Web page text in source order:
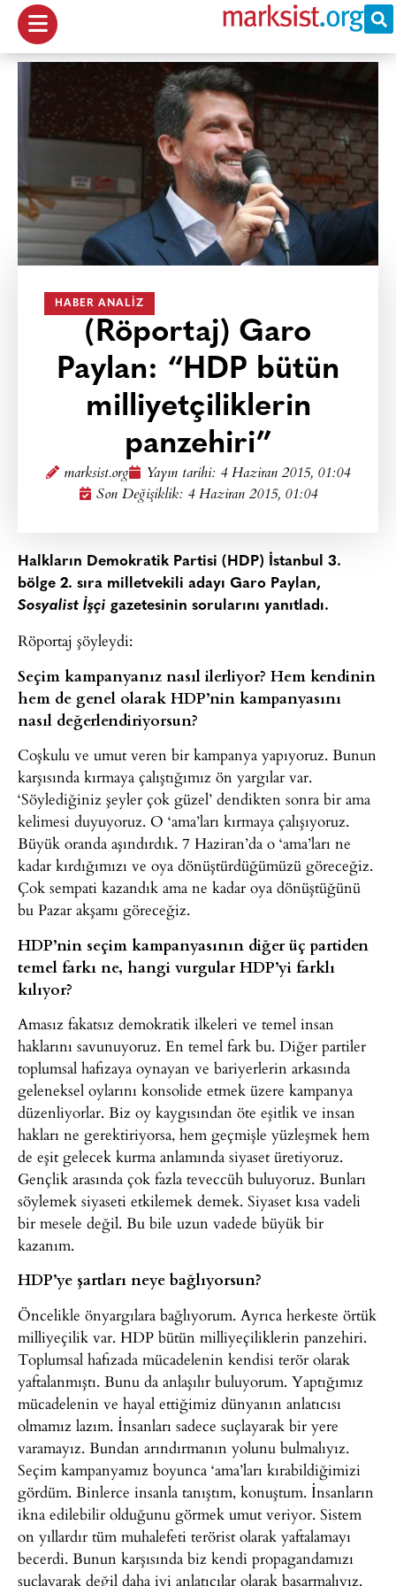
HABER ANALIZ
(Röportaj) Garo
Paylan: “HDP bütün
milliyetçiliklerin
panzehiri”
marksist.org Yayın tarihi: 4 Haziran 2015, 01:04
Son Değişiklik: 4 Haziran 2015, 01:04
Halkların Demokratik Partisi (HDP) İstanbul 3.
bölge 2. sıra milletvekili adayı Garo Paylan,
Sosyalist İşçi gazetesinin sorularını yanıtladı.
Röportaj şöyleydi:
Seçim kampanyanız nasıl ilerliyor? Hem kendinin
hem de genel olarak HDP’nin kampanyasını
nasıl değerlendiriyorsun?
Coşkulu ve umut veren bir kampanya yapıyoruz. Bunun
karşısında kırmaya çalıştığımız ön yargılar var.
‘Söylediğiniz şeyler çok güzel’ dendikten sonra bir ama
kelimesi duyuyoruz. O ‘ama’ları kırmaya çalışıyoruz.
Büyük oranda aşındırdık. 7 Haziran’da o ‘ama’ları ne
kadar kırdığımızı ve oya dönüştürdüğümüzü göreceğiz.
Çok sempati kazandık ama ne kadar oya dönüştüğünü
bu Pazar akşamı göreceğiz.
HDP’nin seçim kampanyasının diğer üç partiden
temel farkı ne, hangi vurgular HDP’yi farklı
kılıyor?
Amasız fakatsız demokratik ilkeleri ve temel insan
haklarını savunuyoruz. En temel fark bu. Diğer partiler
toplumsal hafızaya oynayan ve bariyerlerin arkasında
geleneksel oylarını konsolide etmek üzere kampanya
düzenliyorlar. Biz oy kaygısından öte eşitlik ve insan
hakları ne gerektiriyorsa, hem geçmişle yüzleşmek hem
de eşit gelecek kurma anlamında siyaset üretiyoruz.
Gençlik arasında çok fazla teveccüh buluyoruz. Bunları
söylemek siyaseti etkilemek demek. Siyaset kısa vadeli
bir mesele değil. Bu bile uzun vadede büyük bir
kazanım.
HDP’ye şartları neye bağlıyorsun?
Öncelikle önyargılara bağlıyorum. Ayrıca herkeste örtük
milliyeçilik var. HDP bütün milliyeçiliklerin panzehiri.
Toplumsal hafızada mücadelenin kendisi terör olarak
yaftalanmıştı. Bunu da anlaşılır buluyorum. Yaptığımız
mücadelenin ve hayal ettiğimiz dünyanın anlatıcısı
olmamız lazım. İnsanları sadece suçlayarak bir yere
varamayız. Bundan arındırmanın yolunu bulmalıyız.
Seçim kampanyamız boyunca ‘ama’ları kırabildiğimizi
gördüm. Binlerce insanla tanıştım, konuştum. İnsanların
ikna edilebilir olduğunu görmek umut veriyor. Sistem
on yıllardır tüm muhalefeti terörist olarak yaftalamayı
becerdi. Bunun karşısında biz kendi propagandamızı
suçlayarak değil daha iyi anlatıcılar olarak başarmalıyız.